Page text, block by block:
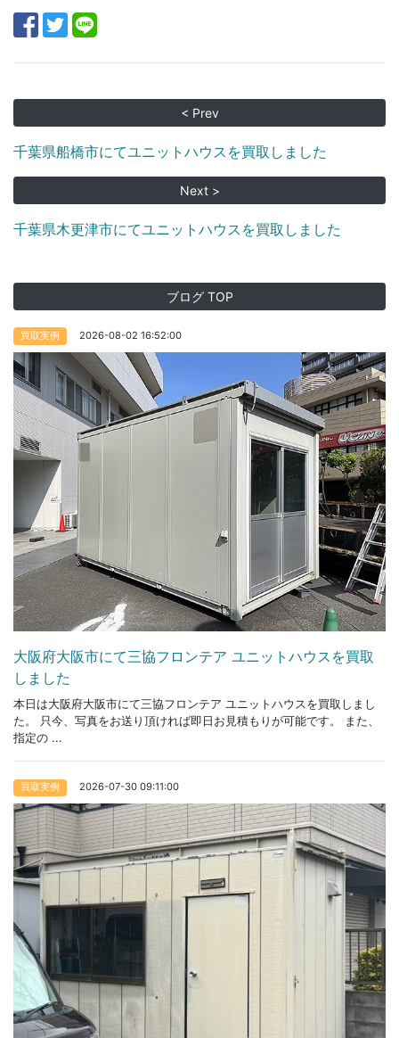
< Prev
千葉県船橋市にてユニットハウスを買取しました
Next >
千葉県木更津市にてユニットハウスを買取しました
ブログ TOP
買取実例 2026-08-02 16:52:00
大阪府大阪市にて三協フロンテア ユニットハウスを買取
しました
本日は大阪府大阪市にて三協フロンテア ユニットハウスを買取しまし
た。 只今、写真をお送り頂ければ即日お見積もりが可能です。 また、
指定の ...
買取実例 2026-07-30 09:11:00